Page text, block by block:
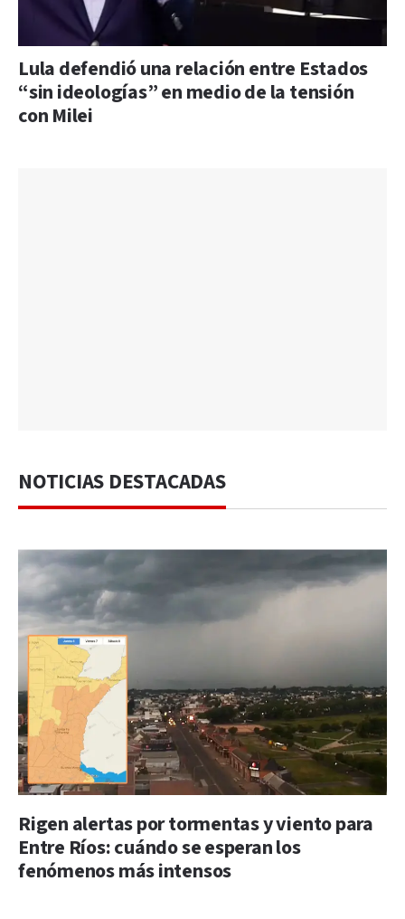
Lula defendió una relación entre Estados
“sin ideologías” en medio de la tensión
con Milei
NOTICIAS DESTACADAS
Rigen alertas por tormentas y viento para
Entre Ríos: cuándo se esperan los
fenómenos más intensos